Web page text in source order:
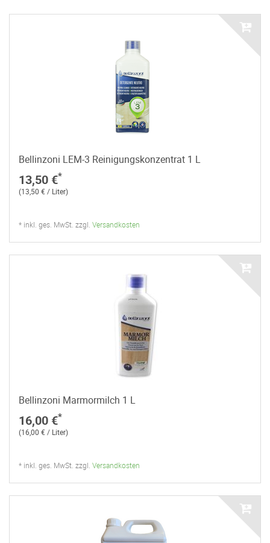
Bellinzoni LEM-3 Reinigungskonzentrat 1 L
13,50 €*
(13,50 € / Liter)
* inkl. ges. MwSt. zzgl. Versandkosten
Bellinzoni Marmormilch 1 L
16,00 €*
(16,00 € / Liter)
* inkl. ges. MwSt. zzgl. Versandkosten